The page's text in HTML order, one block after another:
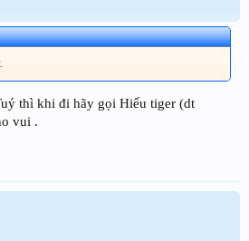
thì khi đi hãy gọi Hiếu tiger (dt
vui .